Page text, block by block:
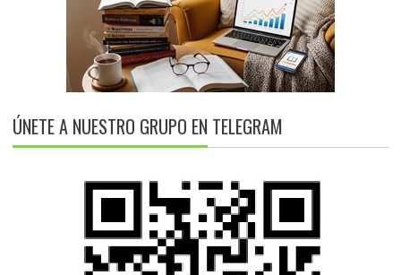
ÚNETE A NUESTRO GRUPO EN TELEGRAM